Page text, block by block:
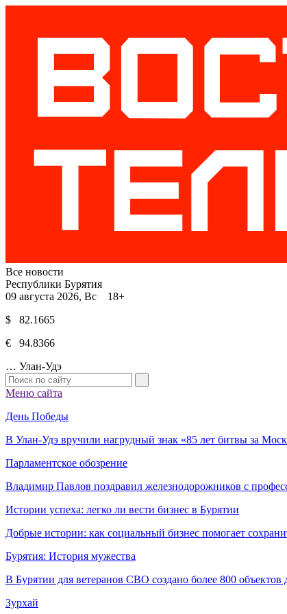
Все новости
Республики Бурятия
09 августа 2026, Вс 18+
$ 82.1665
€ 94.8366
… Улан-Удэ
Меню сайта
День Победы
В Улан-Удэ вручили нагрудный знак «85 лет битвы за
Парламентское обозрение
Владимир Павлов поздравил железнодорожников с
Истории успеха: легко ли вести бизнес в Бурятии
Добрые истории: как социальный бизнес помогает
Бурятия: История мужества
В Бурятии для ветеранов СВО создано более 800 объектов
Зурхай